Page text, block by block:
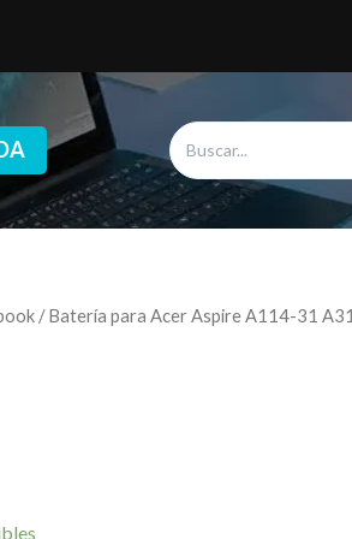
/ Batería para Acer Aspire A114-31